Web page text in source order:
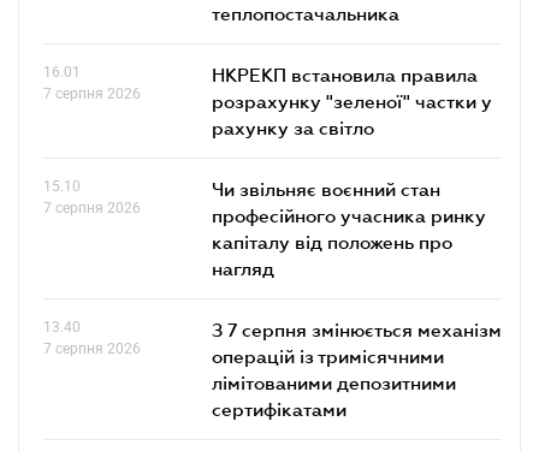
теплопостачальника
16.01
7 серпня 2026
НКРЕКП встановила правила
розрахунку "зеленої" частки у
рахунку за світло
15.10
7 серпня 2026
Чи звільняє воєнний стан
професійного учасника ринку
капіталу від положень про
нагляд
13.40
7 серпня 2026
З 7 серпня змінюється механізм
операцій із тримісячними
лімітованими депозитними
сертифікатами